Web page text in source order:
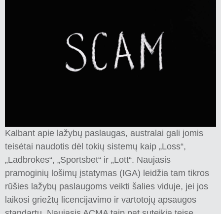
Kalbant apie lažybų paslaugas, australai gali jomis
teisėtai naudotis dėl tokių sistemų kaip „Loss“,
„Ladbrokes“, „Sportsbet“ ir „Lott“. Naujasis
pramoginių lošimų įstatymas (IGA) leidžia tam tikros
rūšies lažybų paslaugoms veikti šalies viduje, jei jos
laikosi griežtų licencijavimo ir vartotojų apsaugos